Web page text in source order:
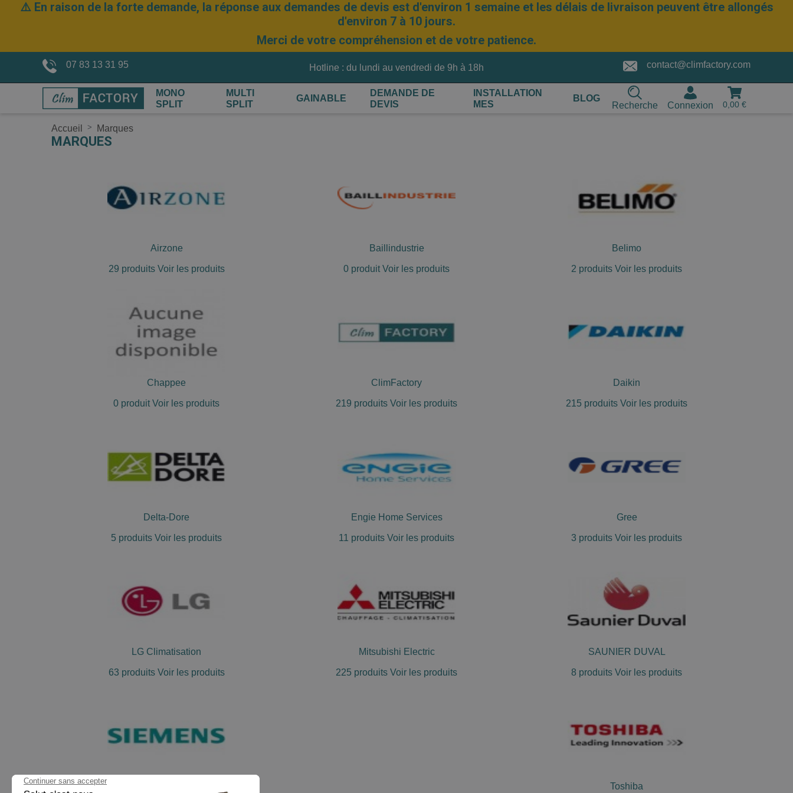
⚠️ En raison de la forte demande, la réponse aux demandes de devis est d'environ 1 semaine et les délais de livraison peuvent être allongés
d'environ 7 à 10 jours.
Merci de votre compréhension et de votre patience.
07 83 13 31 95 Hotline : du lundi au vendredi de 9h à 18h contact@climfactory.com
MONO
SPLIT
MULTI
SPLIT
GAINABLE
DEMANDE DE
DEVIS
INSTALLATION
MES
BLOG
Recherche Connexion 0,00 €
Accueil Marques
MARQUES
Airzone
29 produits Voir les produits
Baillindustrie
0 produit Voir les produits
Belimo
2 produits Voir les produits
Chappee
0 produit Voir les produits
ClimFactory
219 produits Voir les produits
Daikin
215 produits Voir les produits
Delta-Dore
5 produits Voir les produits
Engie Home Services
11 produits Voir les produits
Gree
3 produits Voir les produits
LG Climatisation
63 produits Voir les produits
Mitsubishi Electric
225 produits Voir les produits
SAUNIER DUVAL
8 produits Voir les produits
Toshiba